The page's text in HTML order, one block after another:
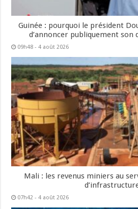
Guinée : pourquoi le président
d’annoncer publiquement son
09h48 - 4 août 2026
Mali : les revenus miniers au
07h42 - 4 août 2026